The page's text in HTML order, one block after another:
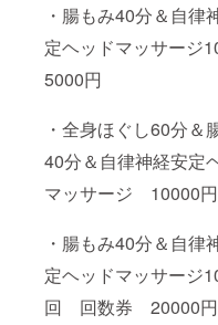
・腸もみ40分＆自律
定ヘッドマッサージ
5000円
・全身ほぐし60分＆
40分＆自律神経安定
マッサージ 10000円
・腸もみ40分＆自律
定ヘッドマッサー
回 回数券 20000円